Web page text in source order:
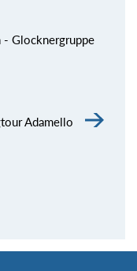
Glocknergruppe
Adamello